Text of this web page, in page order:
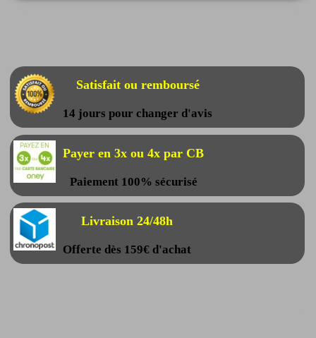
Satisfait ou remboursé
14 jours pour changer d'avis
Payer en 3x ou 4x par CB
Paiement 100% sécurisé
Livraison 24/48h
Offerte dès 159€ d'achat